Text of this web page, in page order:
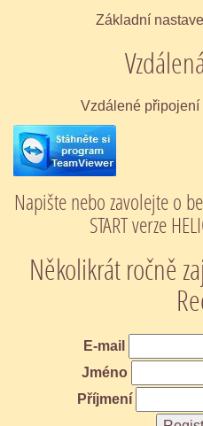
Základní
Vzdálené připojení
Napište nebo zavolejte o
START verze
Několikrát ročně
E-mail
Jméno
Příjmení